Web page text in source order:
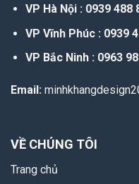
VP Hà Nội : 0939 488
VP Vĩnh Phúc : 0939
VP Bắc Ninh : 0963
Email:
VỀ CHÚNG TÔI
Trang chủ